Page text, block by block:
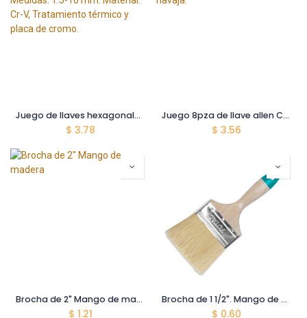
Juego de llaves hexagonales de brazo largo de 9 piezas. . Medidas: 1.5-10 mm. Material: Cr-V, Tratamiento térmico y placa de cromo.
$ 3.78
Juego 8pza de llave allen Cr-V.2-8mm. Set de bolsillo estilo navaja.
$ 3.56
Brocha de 2" Mango de madera
$ 1.21
Brocha de 1 1/2". Mango de madera.
$ 0.60